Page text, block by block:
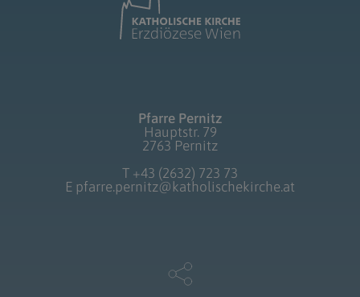
Pfarre Pernitz
Hauptstr. 79
2763 Pernitz
T +43 (2632) 723 73
E pfarre.pernitz@katholischekirche.at